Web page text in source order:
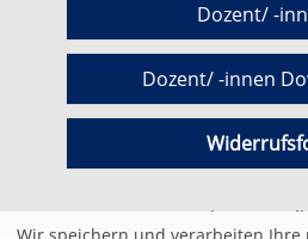
Dozent/ -
Dozent/ -innen
Cookie